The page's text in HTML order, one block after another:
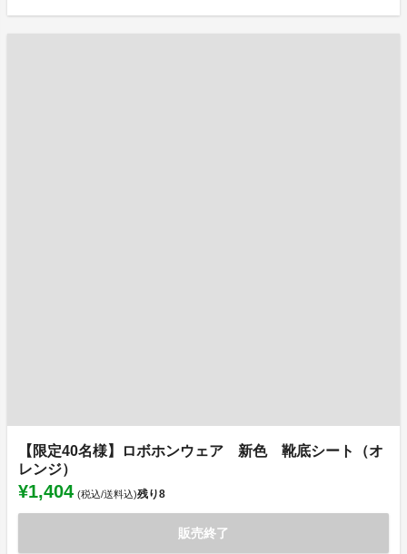
【限定40名様】ロボホンウェア 新色 靴底シート（オ
レンジ）
¥1,404 (税込/送料込)残り8
販売終了